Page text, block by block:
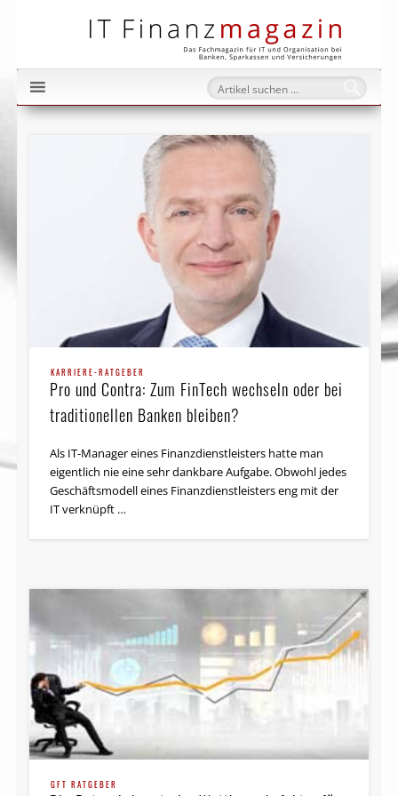
KARRIERE-RATGEBER
Pro und Contra: Zum FinTech wechseln oder bei
traditionellen Banken bleiben?
Als IT-Manager eines Finanz­dienst­leisters hatte man
eigentlich nie eine sehr dankbare Aufgabe. Ob­wohl je­des
Ge­schäfts­mo­dell ei­nes Fi­nan­z­­diens­t­­leis­ters eng mit der
IT ver­knüpft …
GFT RATGEBER